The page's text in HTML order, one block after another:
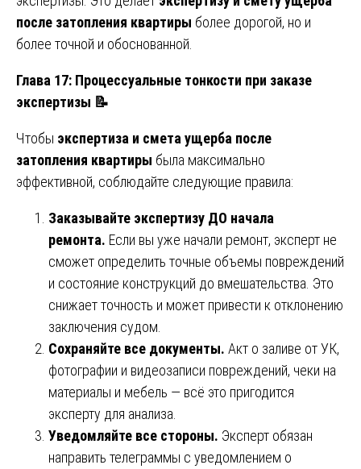
после затопления квартиры более дорогой, но и
более точной и обоснованной.
Глава 17: Процессуальные тонкости при заказе
экспертизы 📝
Чтобы экспертиза и смета ущерба после
затопления квартиры была максимально
эффективной, соблюдайте следующие правила:
Заказывайте экспертизу ДО начала
ремонта. Если вы уже начали ремонт, эксперт не
сможет определить точные объемы повреждений
и состояние конструкций до вмешательства. Это
снижает точность и может привести к отклонению
заключения судом.
Сохраняйте все документы. Акт о заливе от УК,
фотографии и видеозаписи повреждений, чеки на
материалы и мебель — всё это пригодится
эксперту для анализа.
Уведомляйте все стороны. Эксперт обязан
направить телеграммы с уведомлением о